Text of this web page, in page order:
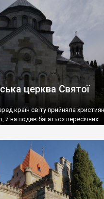
(postaki)…” “Вино. Крим
і його вдосталь: воно все
церква Святої
країн світу прийняла
й на подив багатьох пересічних